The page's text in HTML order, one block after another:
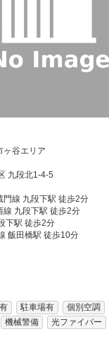
ヶ谷エリア
九段北1-4-5
門線 九段下駅 徒歩2分
線 九段下駅 徒歩2分
下駅 徒歩2分
飯田橋駅 徒歩10分
駐車場有 個別空調
機械警備 光ファイバー